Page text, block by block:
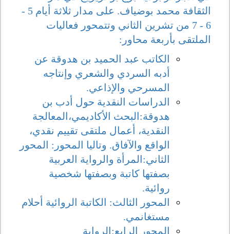
الثقافة محمد بوضياف. على مدار ثلاثة أيام 5 -
6 - 7 من تشرين الثاني وتتمحور فعاليات
الملتقى بأربعة محاور:
الكاتب عبد الحميد بن هدوقة عن
أدبه السردي والشعري وإنتاجه
المسرحي والإذاعي.
الدراسات النقدية حول أدب بن
هدوقة:البحث الأكاديمي،المعالجة
النقدية، أعمال ملتقى تقييم نقدي،
الواقع والآفاق. وتاليا المحور: المحور
الثاني:المرأة والرواية العربية
بصفتها كاتبة وبصفتها شخصية
روائية.
المحور الثالث: الكاتبة الروائية أحلام
مستغانمي.
المحور الرابع:الرواية